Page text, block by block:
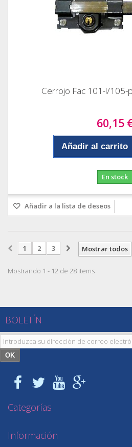
Cerrojo Fac 101-l/105-
60,15
Añadir al carrito
En stock
Añadir a la lista de deseos
Mostrar todos
1 2 3
Mostrando 1 - 12 de 28 items
BOLETÍN
OK
Categorías
Información